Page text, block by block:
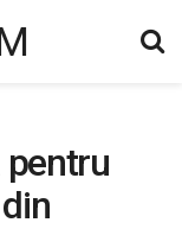
pentru